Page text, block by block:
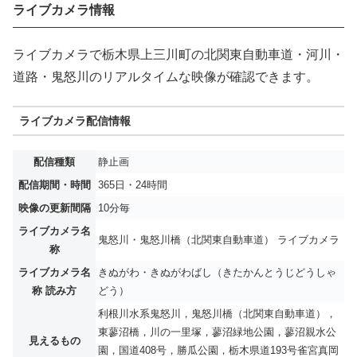
ライブカメラ情報
ライブカメラで栃木県上三川町の北関東自動車道・河川・
道路・鬼怒川のリアルタイムな映像が確認できます。
ライブカメラ配信情報
配信種類
静止画
配信期間・時間
365日・24時間
映像の更新間隔
10分毎
ライブカメラ名
称
鬼怒川・鬼怒川橋（北関東自動車道） ライブカメラ
ライブカメラ名
称 読み方
きぬがわ・きぬがわばし（きたかんとうじどうしゃ
どう）
見えるもの
利根川水系鬼怒川，鬼怒川橋（北関東自動車道），
東蓼沼橋，川の一里塚，蓼沼緑地公園，蓼沼親水公
園，国道408号，勝瓜公園，栃木県道193号雀宮真岡